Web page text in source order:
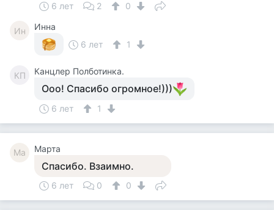
6 лет 2 0
Ин
Инна
6 лет
1
КП Канцлер Полботинка.
Ооо! Спасибо огромное!)))
6 лет 1
Ма Марта
Спасибо. Взаимно.
6 лет 0 0